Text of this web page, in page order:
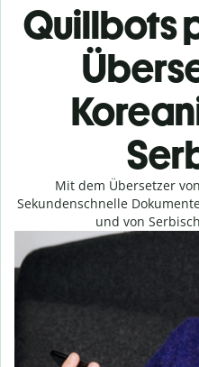
Quillbots
Mit dem Übersetzer
Sekundenschnelle
und von